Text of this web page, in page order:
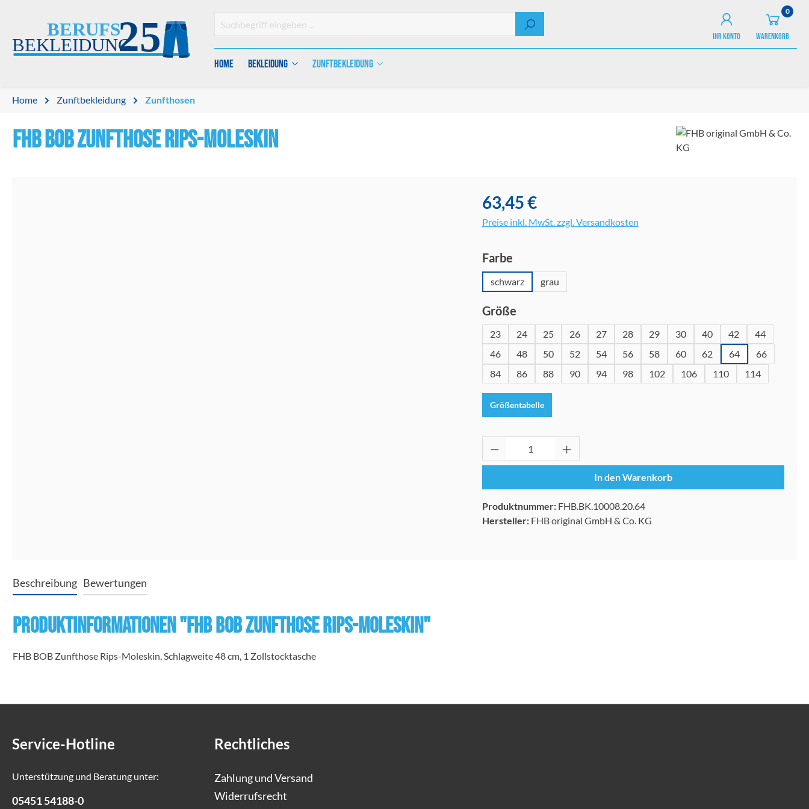
IHR KONTO
0
WARENKORB
Home Bekleidung Zunftbekleidung
Home Zunftbekleidung Zunfthosen
FHB BOB Zunfthose Rips-Moleskin
63,45 €
Preise inkl. MwSt. zzgl. Versandkosten
Farbeauswählen
schwarz grau
Größeauswählen
23 24 25 26 27 28 29 30 40 42
44
46
48 50 52 54 56 58 60 62 64
66
84
86 88 90 94 98 102 106 110 114
Größentabelle
Produkt Anzahl: Gib den gewünschten Wert ein
In den Warenkorb
Produktnummer: FHB.BK.10008.20.64
Hersteller: FHB original GmbH & Co. KG
Beschreibung Bewertungen
Produktinformationen "FHB BOB Zunfthose Rips-Moleskin"
FHB BOB Zunfthose Rips-Moleskin, Schlagweite 48 cm, 1 Zollstocktasche
Service-Hotline
Unterstützung und Beratung unter:
05451 54188-0
Rechtliches
Zahlung und Versand
Widerrufsrecht